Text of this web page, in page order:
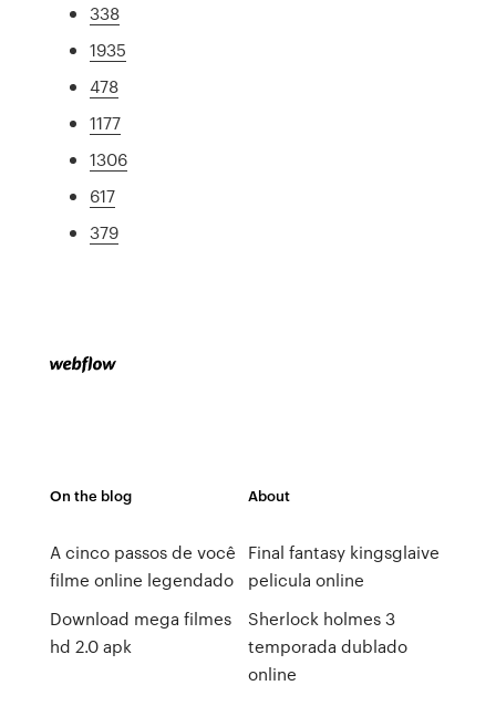
338
1935
478
1177
1306
617
379
On the blog
A cinco passos de você
filme online legendado
Download mega filmes
hd 2.0 apk
About
Final fantasy kingsglaive
pelicula online
Sherlock holmes 3
temporada dublado
online